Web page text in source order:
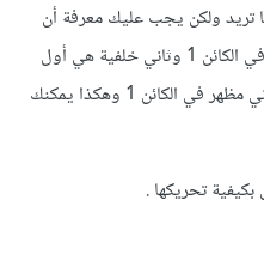
تريد ولكن يجب عليك معرفة أن
أول خلفية ستظهر ستكون أول مظهر في الكائن 1 وثاني خلفية هي أول
مظهر في الكائن 2 وثالث خلفية هي ثاني مظهر في الكائن 1 وهكذا يمكنك
تحريكها .